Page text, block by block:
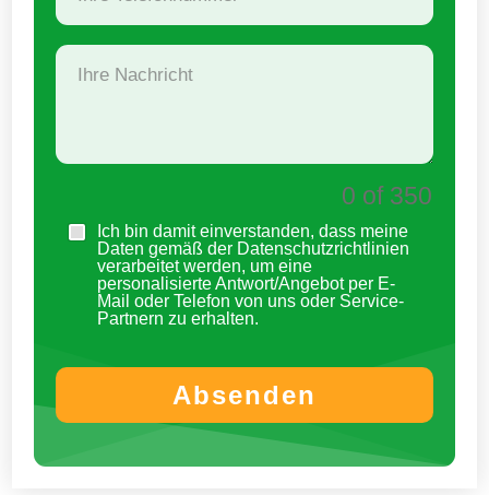
0 of 350
Ich bin damit einverstanden, dass meine
Daten gemäß der Datenschutzrichtlinien
verarbeitet werden, um eine
personalisierte Antwort/Angebot per E-
Mail oder Telefon von uns oder Service-
Partnern zu erhalten.
Absenden